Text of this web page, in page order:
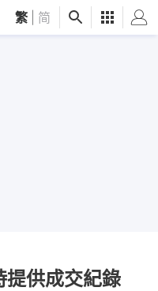
繁 简
供成交紀錄